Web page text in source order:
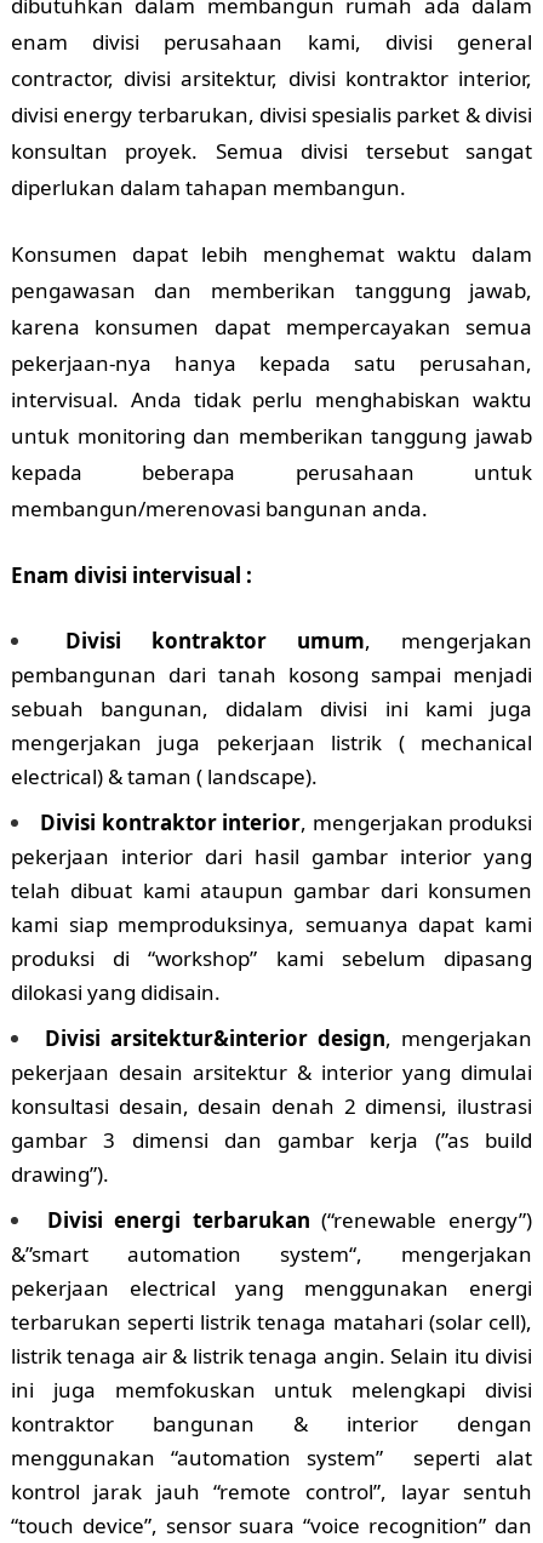
enam divisi perusahaan kami, divisi general
contractor, divisi arsitektur, divisi kontraktor interior,
divisi energy terbarukan, divisi spesialis parket & divisi
konsultan proyek. Semua divisi tersebut sangat
diperlukan dalam tahapan membangun.
Konsumen dapat lebih menghemat waktu dalam
pengawasan dan memberikan tanggung jawab,
karena konsumen dapat mempercayakan semua
pekerjaan-nya hanya kepada satu perusahan,
intervisual. Anda tidak perlu menghabiskan waktu
untuk monitoring dan memberikan tanggung jawab
kepada beberapa perusahaan untuk
membangun/merenovasi bangunan anda.
Enam divisi intervisual :
Divisi kontraktor umum, mengerjakan
pembangunan dari tanah kosong sampai menjadi
sebuah bangunan, didalam divisi ini kami juga
mengerjakan juga pekerjaan listrik ( mechanical
electrical) & taman ( landscape).
Divisi kontraktor interior, mengerjakan produksi
pekerjaan interior dari hasil gambar interior yang
telah dibuat kami ataupun gambar dari konsumen
kami siap memproduksinya, semuanya dapat kami
produksi di “workshop” kami sebelum dipasang
dilokasi yang didisain.
Divisi arsitektur&interior design, mengerjakan
pekerjaan desain arsitektur & interior yang dimulai
konsultasi desain, desain denah 2 dimensi, ilustrasi
gambar 3 dimensi dan gambar kerja (”as build
drawing”).
Divisi energi terbarukan (“renewable energy”)
&”smart automation system“, mengerjakan
pekerjaan electrical yang menggunakan energi
terbarukan seperti listrik tenaga matahari (solar cell),
listrik tenaga air & listrik tenaga angin. Selain itu divisi
ini juga memfokuskan untuk melengkapi divisi
kontraktor bangunan & interior dengan
menggunakan “automation system” seperti alat
kontrol jarak jauh “remote control”, layar sentuh
“touch device”, sensor suara “voice recognition” dan